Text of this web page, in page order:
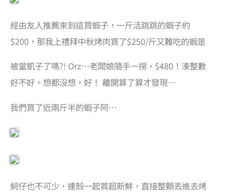
經由友人推薦來到這買蝦子，一斤活跳跳的蝦子約
$200，那我上禮拜中秋烤肉買了$250/斤又難吃的蝦是
被當凱子了嗎?! Orz…老闆娘隨手一撈，$480！湊整數
好不好。想都沒想，好！ 離開算了算才發現…
我們買了近兩斤半的蝦子阿…
蚵仔也不可少，連殼一起買超新鮮，直接整顆丟進去烤